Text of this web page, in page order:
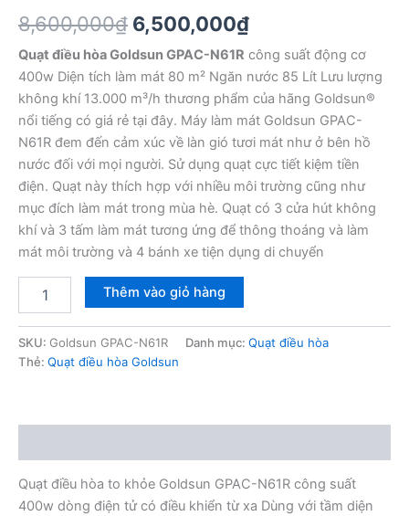
8,600,000₫ Giá
gốc
là:
8,600,000₫.
6,500,000₫Giá
hiện
tại
là:
6,500,000₫.
Quạt điều hòa Goldsun GPAC-N61R công suất động cơ
400w Diện tích làm mát 80 m² Ngăn nước 85 Lít Lưu lượng
không khí 13.000 m³/h thương phẩm của hãng Goldsun®
nổi tiếng có giá rẻ tại đây. Máy làm mát Goldsun GPAC-
N61R đem đến cảm xúc về làn gió tươi mát như ở bên hồ
nước đối với mọi người. Sử dụng quạt cực tiết kiệm tiền
điện. Quạt này thích hợp với nhiều môi trường cũng như
mục đích làm mát trong mùa hè. Quạt có 3 cửa hút không
khí và 3 tấm làm mát tương ứng để thông thoáng và làm
mát môi trường và 4 bánh xe tiện dụng di chuyển
to
khỏe
Thêm vào giỏ hàng
SKU: Goldsun GPAC-N61R Danh mục: Quạt điều hòa
Thẻ: Quạt điều hòa Goldsun
Quạt điều hòa to khỏe Goldsun GPAC-N61R công suất
400w dòng điện tử có điều khiển từ xa Dùng với tầm diện